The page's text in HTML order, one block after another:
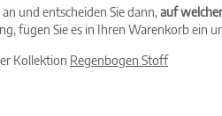
und entscheiden Sie dann,auf
fügen Sie es in Ihren Warenkorb ein
Kollektion Regenbogen Stoff